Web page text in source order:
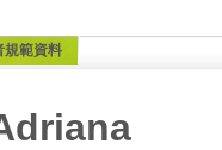
規範資料